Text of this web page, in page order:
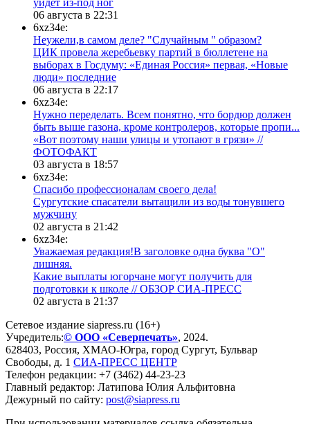
06 августа в 22:31
6xz34e:
Неужели,в самом деле? "Случайным " образом?
ЦИК провела жеребьевку партий в бюллетене на
выборах в Госдуму: «Единая Россия» первая, «Новые
люди» последние
06 августа в 22:17
6xz34e:
Нужно переделать. Всем понятно, что бордюр должен
быть выше газона, кроме контролеров, которые пропи...
«Вот поэтому наши улицы и утопают в грязи» //
ФОТОФАКТ
03 августа в 18:57
6xz34e:
Спасибо профессионалам своего дела!
Сургутские спасатели вытащили из воды тонувшего
мужчину
02 августа в 21:42
6xz34e:
Уважаемая редакция!В заголовке одна буква "О"
лишняя.
Какие выплаты югорчане могут получить для
подготовки к школе // ОБЗОР СИА-ПРЕСС
02 августа в 21:37
Сетевое издание siapress.ru (16+)
Учредитель:© ООО «Северпечать», 2024.
628403, Россия, ХМАО-Югра, город Сургут, Бульвар
Свободы, д. 1 СИА-ПРЕСС ЦЕНТР
Телефон редакции: +7 (3462) 44-23-23
Главный редактор: Латипова Юлия Альфитовна
Дежурный по сайту: post@siapress.ru